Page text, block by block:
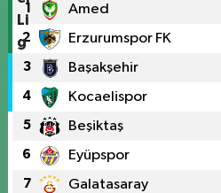
1 Amed
2 Erzurumspor FK
3 Başakşehir
4 Kocaelispor
5 Beşiktaş
6 Eyüpspor
7 Galatasaray